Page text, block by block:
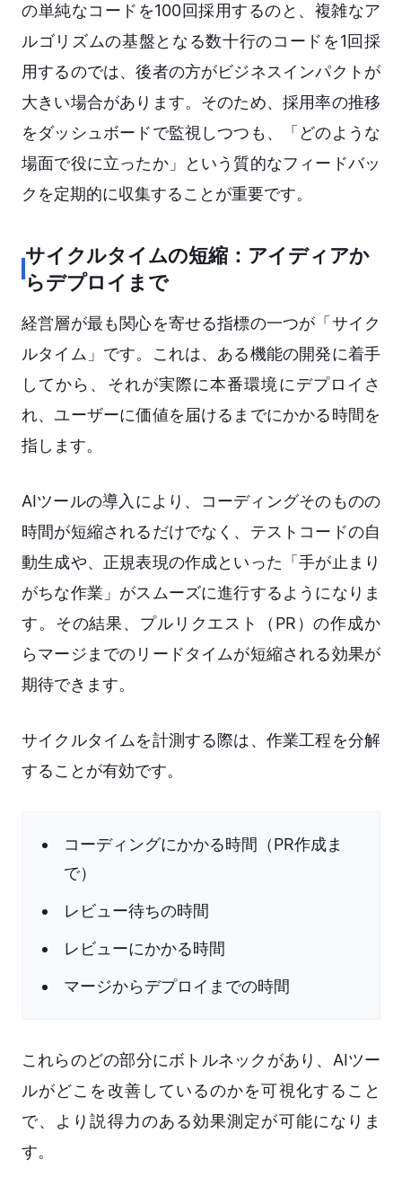
の単純なコードを100回採用するのと、複雑なア
ルゴリズムの基盤となる数十行のコードを1回採
用するのでは、後者の方がビジネスインパクトが
大きい場合があります。そのため、採用率の推移
をダッシュボードで監視しつつも、「どのような
場面で役に立ったか」という質的なフィードバッ
クを定期的に収集することが重要です。
サイクルタイムの短縮：アイディアか
らデプロイまで
経営層が最も関心を寄せる指標の一つが「サイク
ルタイム」です。これは、ある機能の開発に着手
してから、それが実際に本番環境にデプロイさ
れ、ユーザーに価値を届けるまでにかかる時間を
指します。
AIツールの導入により、コーディングそのものの
時間が短縮されるだけでなく、テストコードの自
動生成や、正規表現の作成といった「手が止まり
がちな作業」がスムーズに進行するようになりま
す。その結果、プルリクエスト（PR）の作成か
らマージまでのリードタイムが短縮される効果が
期待できます。
サイクルタイムを計測する際は、作業工程を分解
することが有効です。
コーディングにかかる時間（PR作成ま
で）
レビュー待ちの時間
レビューにかかる時間
マージからデプロイまでの時間
これらのどの部分にボトルネックがあり、AIツー
ルがどこを改善しているのかを可視化すること
で、より説得力のある効果測定が可能になりま
す。